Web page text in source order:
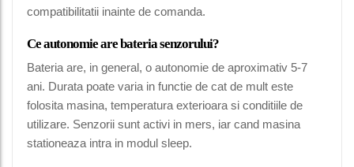
compatibilitatii inainte de comanda.
Ce autonomie are bateria senzorului?
Bateria are, in general, o autonomie de aproximativ 5-7
ani. Durata poate varia in functie de cat de mult este
folosita masina, temperatura exterioara si conditiile de
utilizare. Senzorii sunt activi in mers, iar cand masina
stationeaza intra in modul sleep.